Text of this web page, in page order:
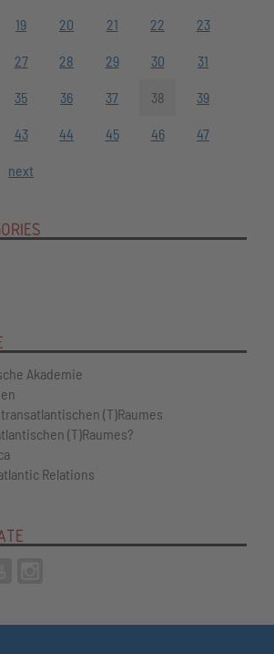
19 20 21 22 23
27 28 29 30 31
35 36 37 38 39
43 44 45 46 47
next
Akademie
(T)Raumes
(T)Raumes?
Relations